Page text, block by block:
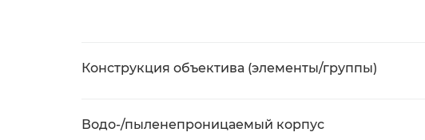
Конструкция объектива (элементы/группы)
Водо-/пыленепроницаемый корпус